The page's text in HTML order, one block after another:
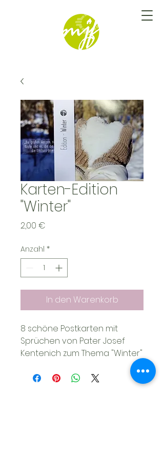
Karten-Edition
"Winter"
2,00 €
Anzahl *
In den Warenkorb
8 schöne Postkarten mit
Sprüchen von Pater Josef
Kentenich zum Thema "Winter"